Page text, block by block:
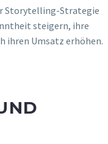
Storytelling-Strategie
steigern, ihre
ihren Umsatz erhöhen.